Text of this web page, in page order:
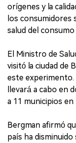
orígenes y la
los consumidores
salud del consumo
El Ministro de
visitó la ciudad de
este experimento.
llevará a cabo en
a 11 municipios
Bergman afirmó
país ha